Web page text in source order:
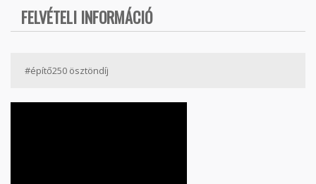
FELVÉTELI INFORMÁCIÓ
#építő250 ösztöndíj